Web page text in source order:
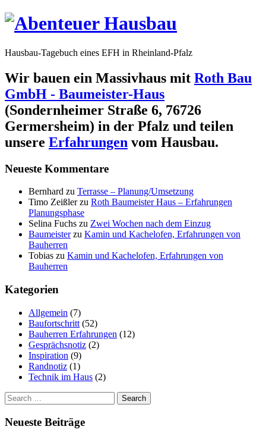
Hausbau-Tagebuch eines EFH in Rheinland-Pfalz
Wir bauen ein Massivhaus mit Roth Bau
GmbH - Baumeister-Haus
(Sondernheimer Straße 6, 76726
Germersheim) in der Pfalz und teilen
unsere Erfahrungen vom Hausbau.
Neueste Kommentare
Bernhard zu Terrasse – Planung/Umsetzung
Timo Zeißlerzu Roth Baumeister Haus – Erfahrungen
Planungsphase
Selina Fuchs zu Zwei Wochen nach dem Einzug
Baumeisterzu Kamin und Kachelofen, Erfahrungen von
Bauherren
Tobias zu Kamin und Kachelofen, Erfahrungen von
Bauherren
Kategorien
Allgemein (7)
Baufortschritt (52)
Bauherren Erfahrungen (12)
Gesprächsnotiz (2)
Inspiration (9)
Randnotiz (1)
Technik im Haus (2)
Search
for:
Neueste Beiträge